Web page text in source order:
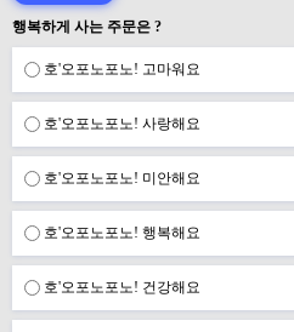
행복하게 사는 주문은 ?
호'오포노포노! 고마워요
호'오포노포노! 사랑해요
호'오포노포노! 미안해요
호'오포노포노! 행복해요
호'오포노포노! 건강해요